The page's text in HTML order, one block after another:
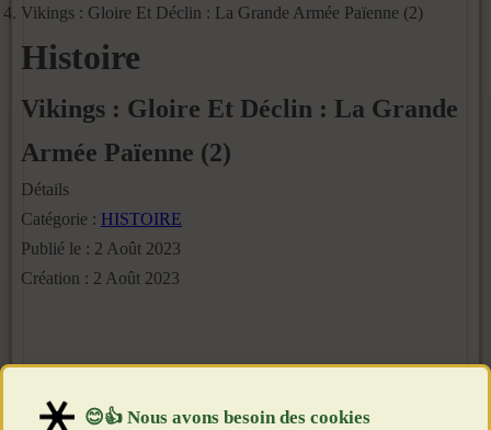
Vikings : Gloire Et Déclin : La Grande Armée Païenne (2)
Histoire
Vikings : Gloire Et Déclin : La Grande
Armée Païenne (2)
Détails
Catégorie : HISTOIRE
Publié le : 2 Août 2023
Création : 2 Août 2023